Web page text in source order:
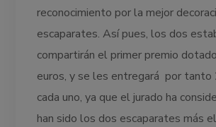
reconocimiento por la mejor
escaparates. Así pues, los dos
compartirán el primer premio
euros, y se les entregará por tanto
cada uno, ya que el jurado ha
han sido los dos escaparates más